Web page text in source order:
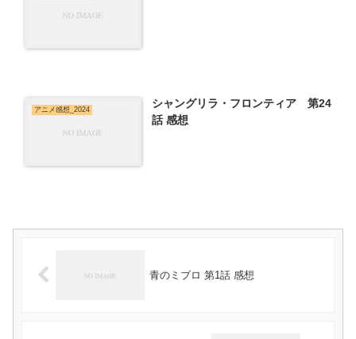
アニメ感想_2024
シャングリラ・フロンティア 第24
話 感想
青のミブロ 第1話 感想